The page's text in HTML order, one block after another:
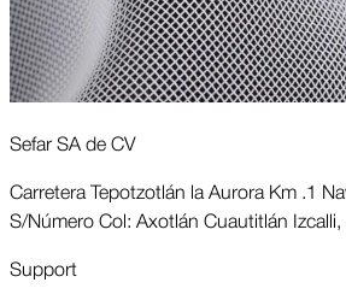
Sefar SA de CV
Carretera Tepotzotlán la Aurora Km .1
S/Número Col: Axotlán Cuautitlán
Support